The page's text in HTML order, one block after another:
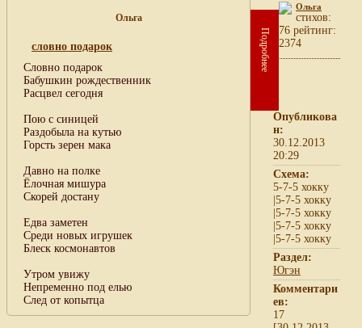
Ольга
словно подарок
Словно подарок
Бабушкин рождественник
Расцвел сегодня
Пою с синицей
Раздобыла на кутью
Горсть зерен мака
Давно на полке
Ёлочная мишура
Скорей достану
Едва заметен
Среди новых игрушек
Блеск космонавтов
Утром увижу
Непременно под елью
След от копытца
Подробнее
Ольга
cтихов:
76 рейтинг:
2374
Опубликова
н:
30.12.2013
20:29
Схема:
5-7-5 хокку
|5-7-5 хокку
|5-7-5 хокку
|5-7-5 хокку
|5-7-5 хокку
Раздел:
Югэн
Комментари
ев:
17